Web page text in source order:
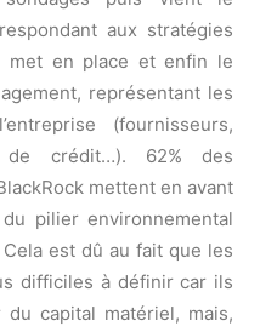
aux stratégies
met en place et enfin le
représentant les
(fournisseurs,
de crédit…). 62% des
mettent en avant
pilier environnemental
est dû au fait que les
difficiles à définir car ils
capital matériel, mais,